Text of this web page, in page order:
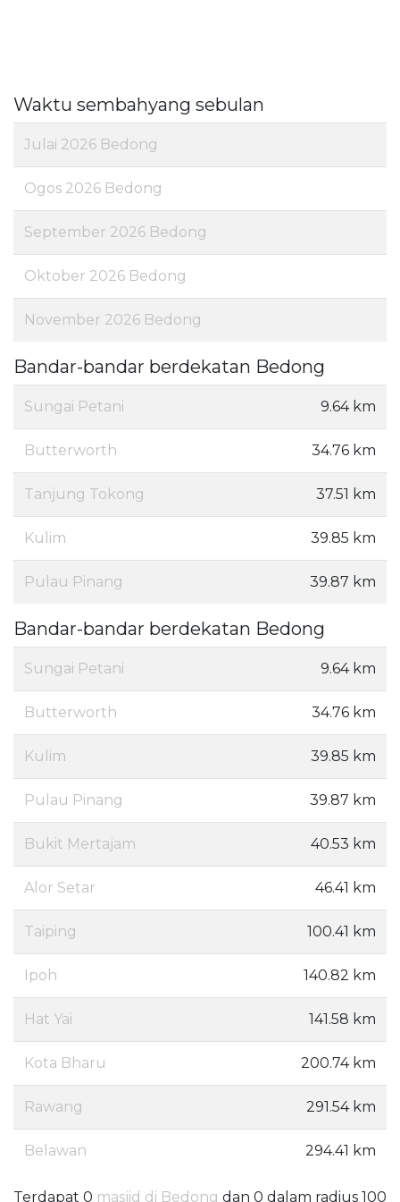
Waktu sembahyang sebulan
Julai 2026 Bedong
Ogos 2026 Bedong
September 2026 Bedong
Oktober 2026 Bedong
November 2026 Bedong
Bandar-bandar berdekatan Bedong
Sungai Petani 9.64 km
Butterworth 34.76 km
Tanjung Tokong 37.51 km
Kulim 39.85 km
Pulau Pinang 39.87 km
Bandar-bandar berdekatan Bedong
Sungai Petani 9.64 km
Butterworth 34.76 km
Kulim 39.85 km
Pulau Pinang 39.87 km
Bukit Mertajam 40.53 km
Alor Setar 46.41 km
Taiping 100.41 km
Ipoh 140.82 km
Hat Yai 141.58 km
Kota Bharu 200.74 km
Rawang 291.54 km
Belawan 294.41 km
Terdapat 0 masjid di Bedong dan 0 dalam radius 100